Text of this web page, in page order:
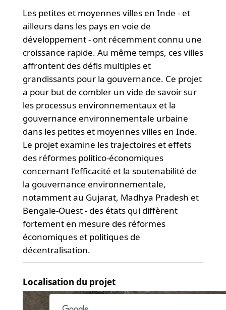
Les petites et moyennes villes en Inde - et
ailleurs dans les pays en voie de
développement - ont récemment connu une
croissance rapide. Au même temps, ces villes
affrontent des défis multiples et
grandissants pour la gouvernance. Ce projet
a pour but de combler un vide de savoir sur
les processus environnementaux et la
gouvernance environnementale urbaine
dans les petites et moyennes villes en Inde.
Le projet examine les trajectoires et effets
des réformes politico-économiques
concernant l'efficacité et la soutenabilité de
la gouvernance environnementale,
notamment au Gujarat, Madhya Pradesh et
Bengale-Ouest - des états qui diffèrent
fortement en mesure des réformes
économiques et politiques de
décentralisation.
Localisation du projet